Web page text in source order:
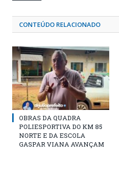
CONTEÚDO RELACIONADO
OBRAS DA QUADRA
POLIESPORTIVA DO KM 85
NORTE E DA ESCOLA
GASPAR VIANA AVANÇAM